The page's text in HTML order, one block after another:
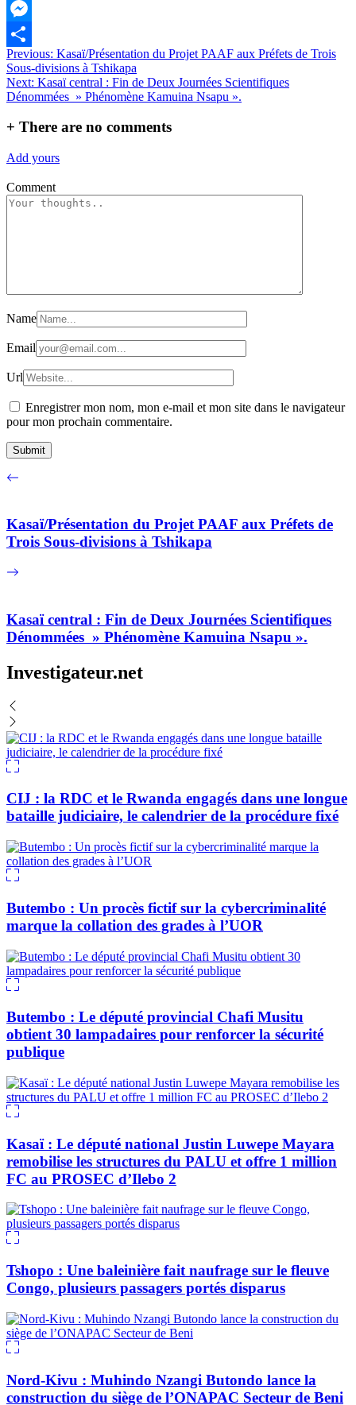
WhatsApp
Messenger
Partager
Navigation
de
l’article
Previous: Kasaï/Présentation du Projet PAAF aux Préfets de Trois
Sous-divisions à Tshikapa
Next: Kasaï central : Fin de Deux Journées Scientifiques
Dénommées » Phénomène Kamuina Nsapu ».
+ There are no comments
Add yours
Comment
Name
Email
Url
Enregistrer mon nom, mon e-mail et mon site dans le navigateur
pour mon prochain commentaire.
Kasaï/Présentation du Projet PAAF aux Préfets de
Trois Sous-divisions à Tshikapa
Kasaï central : Fin de Deux Journées Scientifiques
Dénommées » Phénomène Kamuina Nsapu ».
Investigateur.net
CIJ : la RDC et le Rwanda engagés dans une longue
bataille judiciaire, le calendrier de la procédure fixé
Butembo : Un procès fictif sur la cybercriminalité
marque la collation des grades à l’UOR
Butembo : Le député provincial Chafi Musitu
obtient 30 lampadaires pour renforcer la sécurité
publique
Kasaï : Le député national Justin Luwepe Mayara
remobilise les structures du PALU et offre 1 million
FC au PROSEC d’Ilebo 2
Tshopo : Une baleinière fait naufrage sur le fleuve
Congo, plusieurs passagers portés disparus
Nord-Kivu : Muhindo Nzangi Butondo lance la
construction du siège de l’ONAPAC Secteur de Beni